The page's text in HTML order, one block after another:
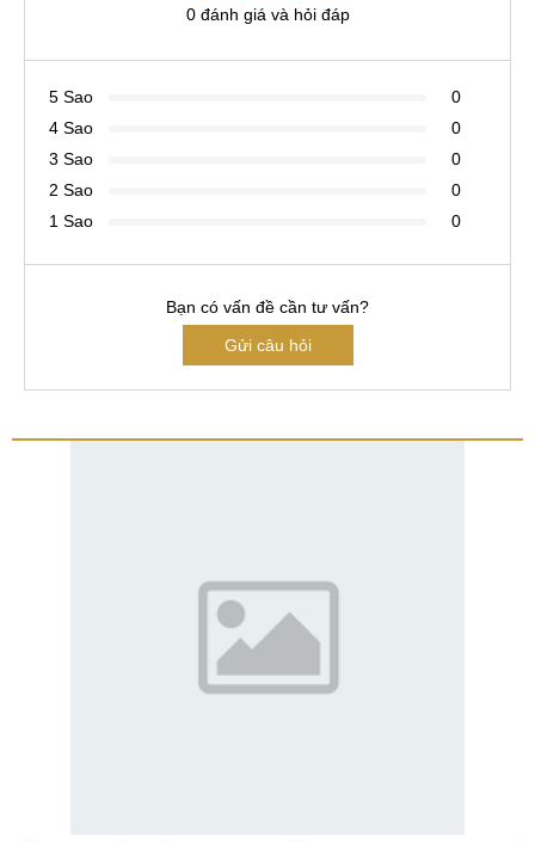
0 đánh giá và hỏi đáp
5 Sao
0
4 Sao
0
3 Sao
0
2 Sao
0
1 Sao
0
Bạn có vấn đề cần tư vấn?
Gửi câu hỏi